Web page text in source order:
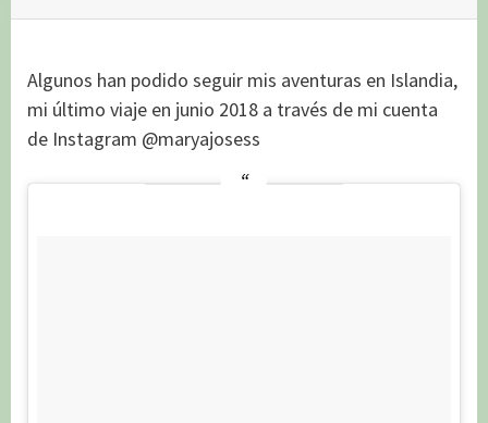
Algunos han podido seguir mis aventuras en Islandia,
mi último viaje en junio 2018 a través de mi cuenta
de Instagram @maryajosess